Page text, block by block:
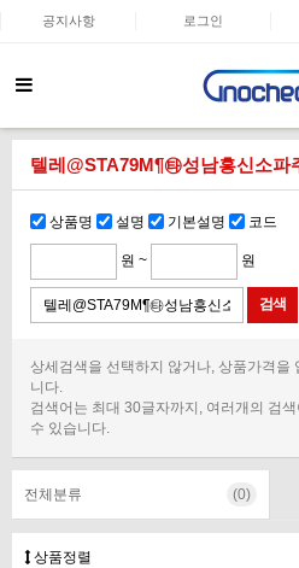
공지사항 로그인
텔레@STA79M¶㉹성남흥신소
상품명 설명 기본설명 코드
원 ~ 원
상세검색을 선택하지 않거나, 상품가격을
니다.
검색어는 최대 30글자까지, 여러개의 검
수 있습니다.
전체분류 (0)
상품정렬